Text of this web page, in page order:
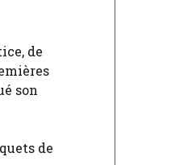
de
son
de